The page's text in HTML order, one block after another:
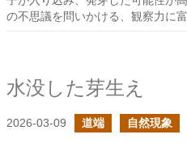
の不思議を問いかける、観察力に
水没した芽生え
2026-03-09 道端 自然現象